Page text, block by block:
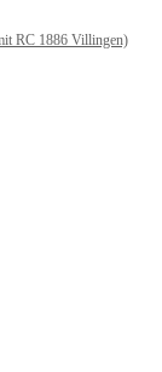
RC 1886 Villingen)